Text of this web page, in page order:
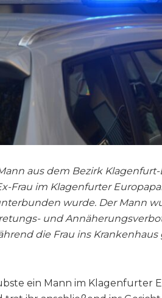
aus dem Bezirk
Frau im Klagenfurter
wurde. Der Mann
und
die Frau ins Krankenhaus
ein Mann im Klagenfurter